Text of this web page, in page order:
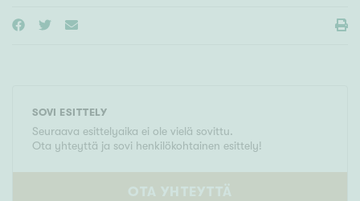
SOVI ESITTELY
Seuraava esittelyaika ei ole vielä sovittu.
Ota yhteyttä ja sovi henkilökohtainen esittely!
OTA YHTEYTTÄ